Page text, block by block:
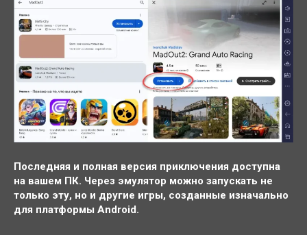
Последняя и полная версия приключения доступна
на вашем ПК. Через эмулятор можно запускать не
только эту, но и другие игры, созданные изначально
для платформы Android.